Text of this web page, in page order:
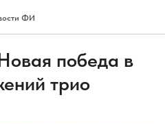
ФИ
победа в
трио